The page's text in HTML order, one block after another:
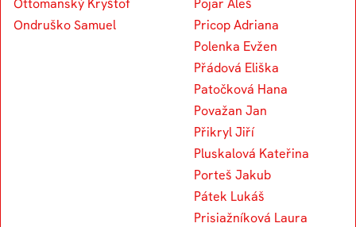
Ondruško Samuel
Pricop Adriana
Polenka Evžen
Přádová Eliška
Patočková Hana
Považan Jan
Přikryl Jiří
Pluskalová Kateřina
Porteš Jakub
Pátek Lukáš
Prisiažníková Laura